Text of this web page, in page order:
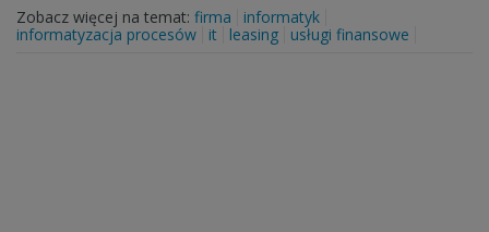
Zobacz więcej na temat: firma
informatyk
informatyzacja procesów
it leasing usługi finansowe